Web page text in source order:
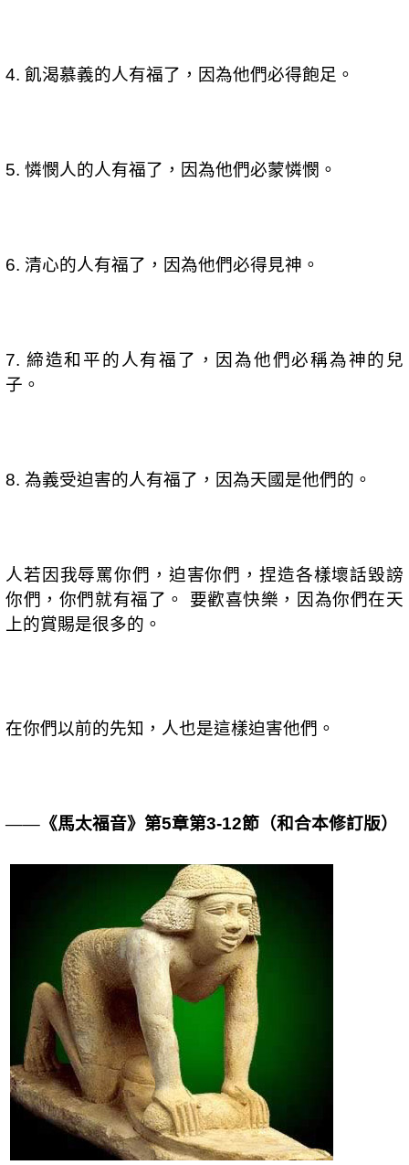
4. 飢渴慕義的人有福了，因為他們必得飽足。
5. 憐憫人的人有福了，因為他們必蒙憐憫。
6. 清心的人有福了，因為他們必得見神。
7. 締造和平的人有福了，因為他們必稱為神的兒
子。
8. 為義受迫害的人有福了，因為天國是他們的。
人若因我辱罵你們，迫害你們，捏造各樣壞話毀謗
你們，你們就有福了。 要歡喜快樂，因為你們在天
上的賞賜是很多的。
在你們以前的先知，人也是這樣迫害他們。
——《馬太福音》第5章第3-12節（和合本修訂版）